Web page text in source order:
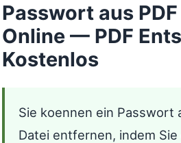
Passwort aus
Online — PDF
Kostenlos
Sie koennen ein Passwort
Datei entfernen, indem Sie